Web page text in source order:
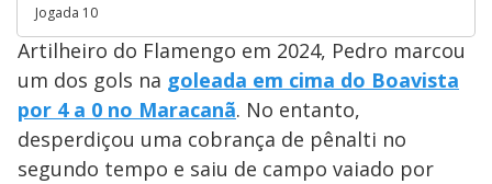
Jogada 10
Artilheiro do Flamengo em 2024, Pedro marcou
um dos gols na goleada em cima do Boavista
por 4 a 0 no Maracanã. No entanto,
desperdiçou uma cobrança de pênalti no
segundo tempo e saiu de campo vaiado por